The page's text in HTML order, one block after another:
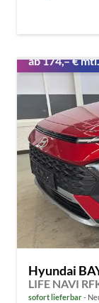
ab 174,– € mtl.
Hyundai
LIFE NAVI
sofort lieferbar